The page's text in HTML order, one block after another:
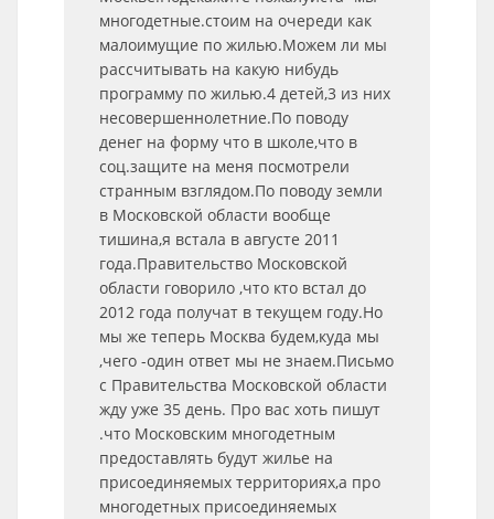
многодетные.стоим на очереди как
малоимущие по жилью.Можем ли мы
рассчитывать на какую нибудь
программу по жилью.4 детей,3 из них
несовершеннолетние.По поводу
денег на форму что в школе,что в
соц.защите на меня посмотрели
странным взглядом.По поводу земли
в Московской области вообще
тишина,я встала в августе 2011
года.Правительство Московской
области говорило ,что кто встал до
2012 года получат в текущем году.Но
мы же теперь Москва будем,куда мы
,чего -один ответ мы не знаем.Письмо
с Правительства Московской области
жду уже 35 день. Про вас хоть пишут
.что Московским многодетным
предоставлять будут жилье на
присоединяемых территориях,а про
многодетных присоединяемых